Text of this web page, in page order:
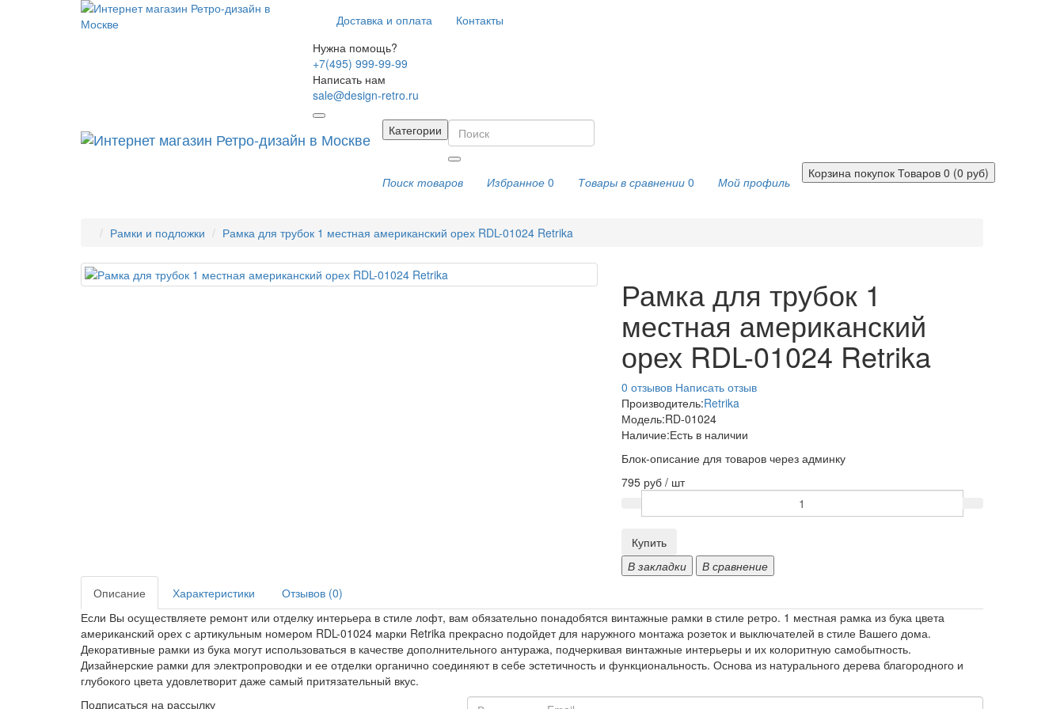
Доставка и оплата
Контакты
Нужна помощь?
+7(495) 999-99-99
Написать нам
sale@design-retro.ru
Категории
Поиск товаров Избранное 0 Товары в сравнении 0 Мой профиль
Корзина покупок Товаров 0 (0 руб)
Рамки и подложки Рамка для трубок 1 местная американский орех RDL-01024 Retrika
Рамка для трубок 1
местная американский
орех RDL-01024 Retrika
0 отзывов Написать отзыв
Производитель:Retrika
Модель:RD-01024
Наличие:Есть в наличии
Блок-описание для товаров через админку
795 руб / шт
Купить
В закладки
В сравнение
Описание
Характеристики
Отзывов (0)
Если Вы осуществляете ремонт или отделку интерьера в стиле лофт, вам обязательно понадобятся винтажные рамки в стиле ретро. 1 местная рамка из бука цвета
американский орех с артикульным номером RDL-01024 марки Retrika прекрасно подойдет для наружного монтажа розеток и выключателей в стиле Вашего дома.
Декоративные рамки из бука могут использоваться в качестве дополнительного антуража, подчеркивая винтажные интерьеры и их колоритную самобытность.
Дизайнерские рамки для электропроводки и ее отделки органично соединяют в себе эстетичность и функциональность. Основа из натурального дерева благородного и
глубокого цвета удовлетворит даже самый притязательный вкус.
Подписаться на рассылку